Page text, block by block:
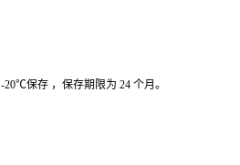
20℃保存 ，保存期限为 24 个月。